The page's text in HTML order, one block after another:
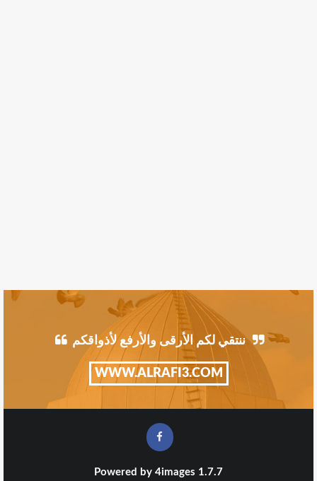
ننتقي لكم الأرقى والأرفع لأذواقكم
WWW.ALRAFI3.COM
Powered by 4images 1.7.7